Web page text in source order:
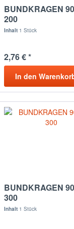
BUNDKRAGEN
200
Inhalt 1 Stück
2,76 € *
In den
BUNDKRAGEN
300
Inhalt 1 Stück